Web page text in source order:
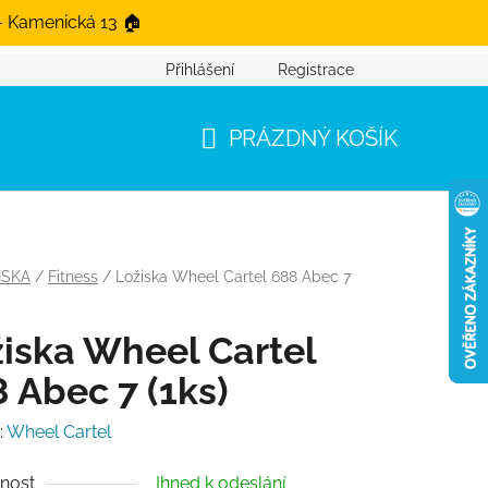
13 🏠
Přihlášení Registrace
PRÁZDNÝ KOŠÍK
/ Fitness /
Ložiska Wheel Cartel 688 Abec 7
Wheel Cartel
Abec 7 (1ks)
Wheel Cartel
Ihned k odeslání